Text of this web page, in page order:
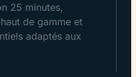
25 minutes,
de gamme et
adaptés aux